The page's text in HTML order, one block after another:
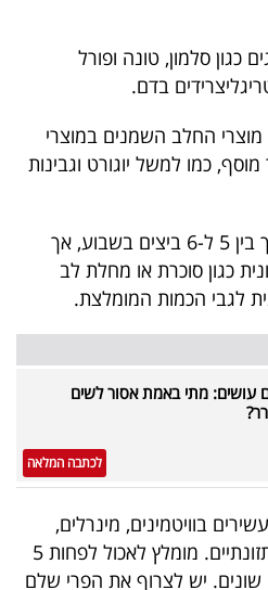
כגון סלמון, טונה ופורל
בדם.
החלב השמנים במוצרי
כמו למשל יוגורט וגבינות
: אדם בריא יכול לצרוך בין 5 ל-6 ביצים בשבוע, אך
כגון סוכרת או מחלת לב
לגבי הכמות המומלצת.
עושים: מתי באמת אסור לשים
לכתבה המלאה
בוויטמינים, מינרלים,
רכיבים נוגדי חמצון וסיבים תזונתיים. מומלץ לאכול לפחות 5
שונים. יש לצרוף את הפרי שלם